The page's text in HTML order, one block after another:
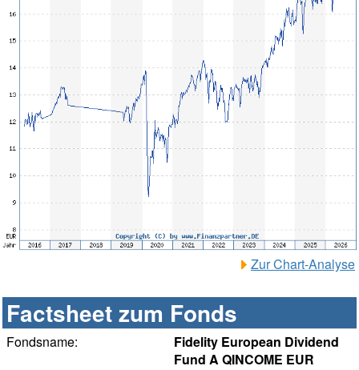
Zur Chart-Analyse
Factsheet zum Fonds
Fondsname:
Fidelity European Dividend
Fund A QINCOME EUR